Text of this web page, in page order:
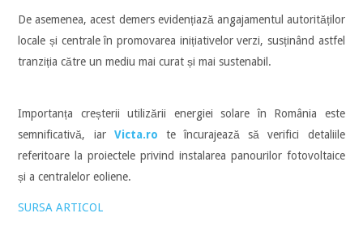
De asemenea, acest demers evidențiază angajamentul autorităților
locale și centrale în promovarea inițiativelor verzi, susținând astfel
tranziția către un mediu mai curat și mai sustenabil.
Importanța creșterii utilizării energiei solare în România este
semnificativă, iar Victa.ro te încurajează să verifici detaliile
referitoare la proiectele privind instalarea panourilor fotovoltaice
și a centralelor eoliene.
SURSA ARTICOL